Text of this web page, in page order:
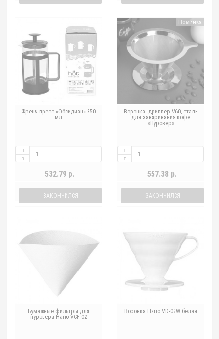
Френч-пресс «Обсидиан» 350
мл
532.79 р.
ЗАКОНЧИЛСЯ
Новинка
Воронка -дриппер V60, сталь
для заваривания кофе
«Пуровер»
557.38 р.
ЗАКОНЧИЛСЯ
Бумажные фильтры для
пуровера Hario VCF-02
Воронка Hario VD-02W белая